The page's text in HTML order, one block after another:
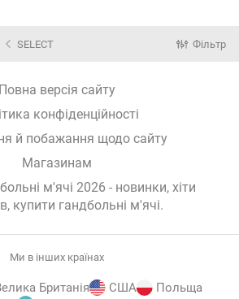
SELECT Фільтр
Повна версія сайту
конфіденційності
й побажання щодо сайту
Магазинам
м'ячі 2026 - новинки, хіти
купити гандбольні м'ячі.
Ми в інших країнах
Британія США
Польща